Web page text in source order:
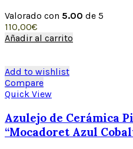
Valorado con 5.00 de 5
110,00€
Añadir al carrito
Add to wishlist
Compare
Quick View
Azulejo de Cerámica
“Mocadoret Azul